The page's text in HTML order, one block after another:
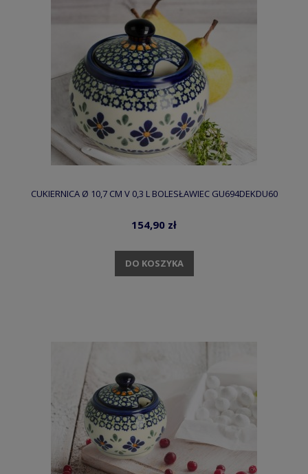
CUKIERNICA Ø 10,7 CM V 0,3 L BOLESŁAWIEC GU694DEKDU60
154,90 zł
DO KOSZYKA